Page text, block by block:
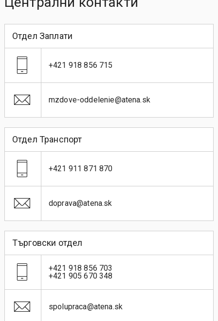
Отдел Заплати
+421 918 856 715
mzdove-oddelenie@atena.sk
Отдел Транспорт
+421 911 871 870
doprava@atena.sk
Търговски отдел
+421 918 856 703
+421 905 670 348
spolupraca@atena.sk